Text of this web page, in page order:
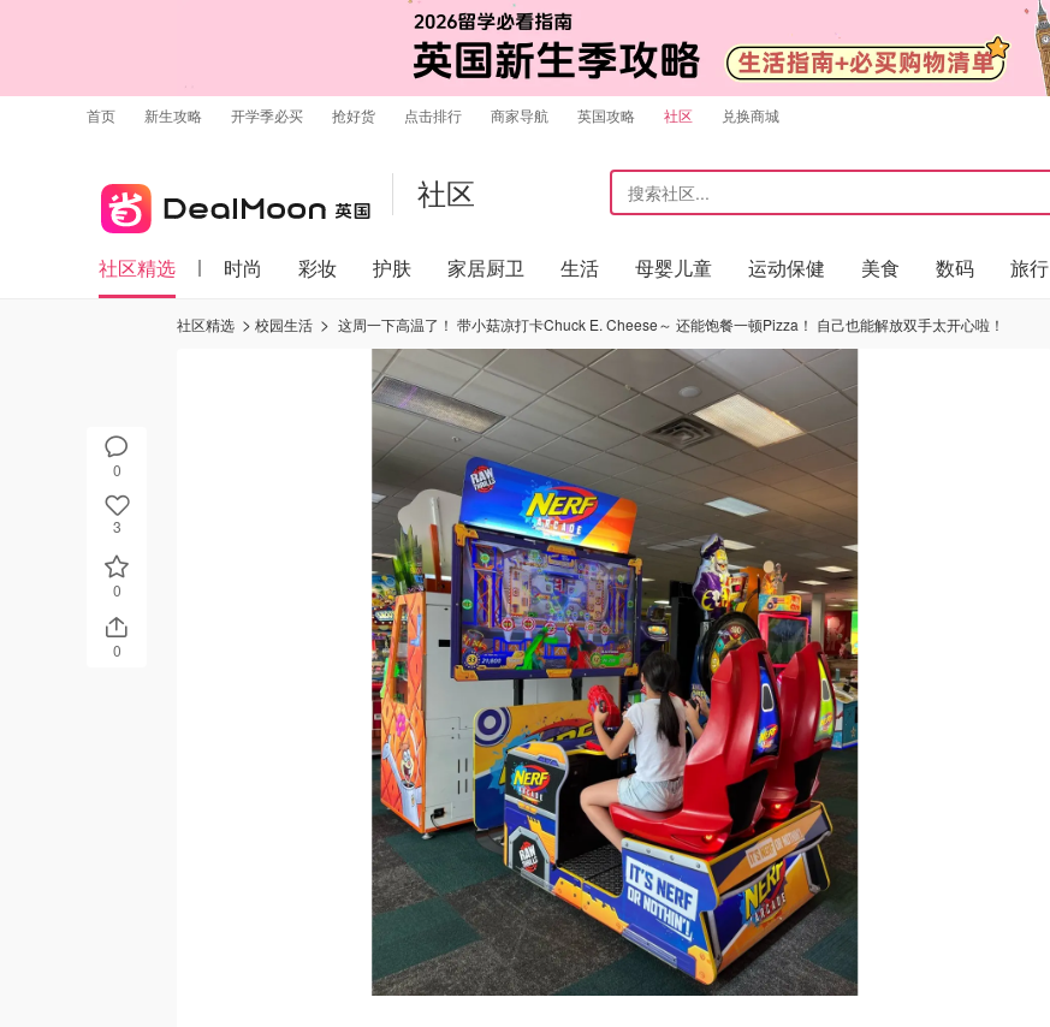
首页 新生攻略 开学季必买 抢好货 点击排行 商家导航 英国攻略 社区 兑换商城
社区
社区精选 时尚 彩妆 护肤 家居厨卫 生活 母婴儿童 运动保健 美食 数码 旅行
0
3
0
0
社区精选 校园生活 这周一下高温了！ 带小菇凉打卡Chuck E. Cheese～ 还能饱餐一顿Pizza！ 自己也能解放双手太开心啦！